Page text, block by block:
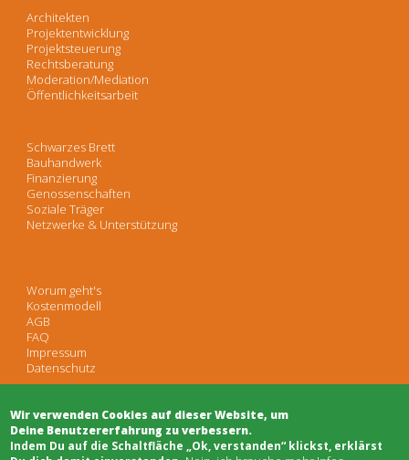
Architekten
Projektentwicklung
Projektsteuerung
Rechtsberatung
Moderation/Mediation
Öffentlichkeitsarbeit
Schwarzes Brett
Bauhandwerk
Finanzierung
Genossenschaften
Soziale Träger
Netzwerke & Unterstützung
Worum geht's
Kostenmodell
AGB
FAQ
Impressum
Datenschutz
Wir verwenden Cookies auf dieser Website, um
Deine Benutzererfahrung zu verbessern.
​Indem Du auf die Schaltfläche „Ok, verstanden“ klickst, erklärst